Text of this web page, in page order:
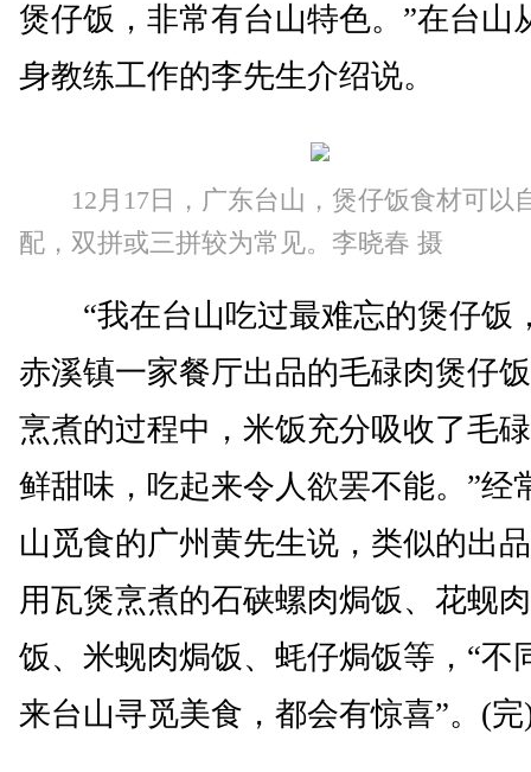
煲仔饭，非常有台山特色。”在台山
身教练工作的李先生介绍说。
12月17日，广东台山，煲仔饭食材可以
配，双拼或三拼较为常见。李晓春 摄
“我在台山吃过最难忘的煲仔饭
赤溪镇一家餐厅出品的毛碌肉煲仔
烹煮的过程中，米饭充分吸收了毛
鲜甜味，吃起来令人欲罢不能。”经
山觅食的广州黄先生说，类似的出
用瓦煲烹煮的石硖螺肉焗饭、花蚬
饭、米蚬肉焗饭、蚝仔焗饭等，“不
来台山寻觅美食，都会有惊喜”。(完